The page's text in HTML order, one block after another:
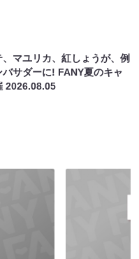
、マユリカ、紅しょうが、例
バサダーに! FANY夏のキャ
2026.08.05